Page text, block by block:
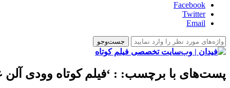
Facebook
Twitter
Email
پست‌های با برچسب: : ‘فیلم کوتاه وودی